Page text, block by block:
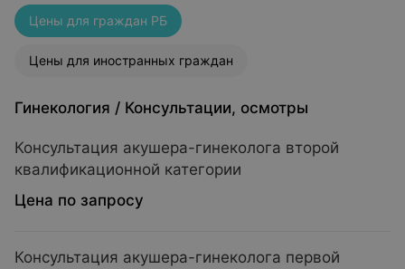
Цены для граждан РБ
Цены для иностранных граждан
Гинекология / Консультации, осмотры
Консультация акушера-гинеколога второй
квалификационной категории
Цена по запросу
Консультация акушера-гинеколога первой